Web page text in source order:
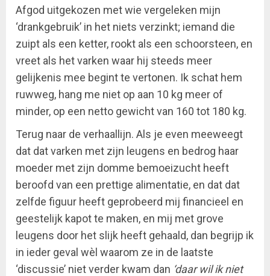
Afgod uitgekozen met wie vergeleken mijn
‘drankgebruik’ in het niets verzinkt; iemand die
zuipt als een ketter, rookt als een schoorsteen, en
vreet als het varken waar hij steeds meer
gelijkenis mee begint te vertonen. Ik schat hem
ruwweg, hang me niet op aan 10 kg meer of
minder, op een netto gewicht van 160 tot 180 kg.
Terug naar de verhaallijn. Als je even meeweegt
dat dat varken met zijn leugens en bedrog haar
moeder met zijn domme bemoeizucht heeft
beroofd van een prettige alimentatie, en dat dat
zelfde figuur heeft geprobeerd mij financieel en
geestelijk kapot te maken, en mij met grove
leugens door het slijk heeft gehaald, dan begrijp ik
in ieder geval wèl waarom ze in de laatste
‘discussie’ niet verder kwam dan ‘daar wil ik niet